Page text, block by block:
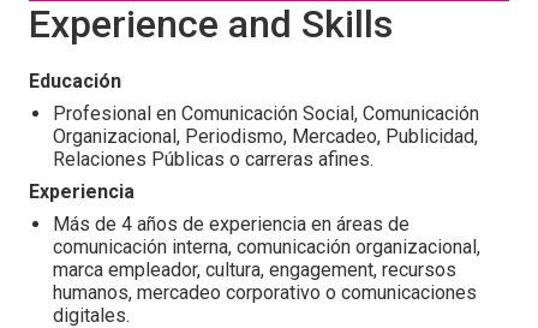
Experience and Skills
Educación
Profesional en Comunicación Social, Comunicación
Organizacional, Periodismo, Mercadeo, Publicidad,
Relaciones Públicas o carreras afines.
Experiencia
Más de 4 años de experiencia en áreas de
comunicación interna, comunicación organizacional,
marca empleador, cultura, engagement, recursos
humanos, mercadeo corporativo o comunicaciones
digitales.